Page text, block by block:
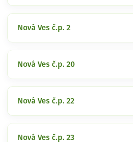
Nová Ves č.p. 2
Nová Ves č.p. 20
Nová Ves č.p. 22
Nová Ves č.p. 23